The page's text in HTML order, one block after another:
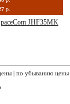
р.
JHF35MK
| по убыванию цены